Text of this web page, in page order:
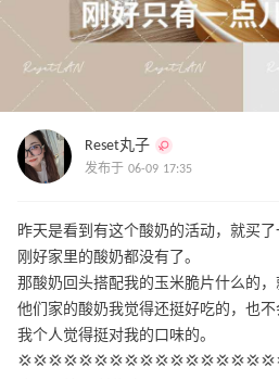
Reset丸子
发布于 06-09 17:35
昨天是看到有这个酸奶的活动，就买了
刚好家里的酸奶都没有了。
那酸奶回头搭配我的玉米脆片什么的，
他们家的酸奶我觉得还挺好吃的，也不
我个人觉得挺对我的口味的。